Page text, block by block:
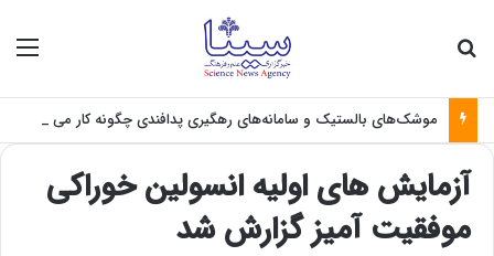
موشک‌های بالستیک و سامانه‌های رهگیری پدافندی چگونه کار می کنند؟
آزمایش های اولیه انسولین خوراکی
موفقیت آمیز گزارش شد